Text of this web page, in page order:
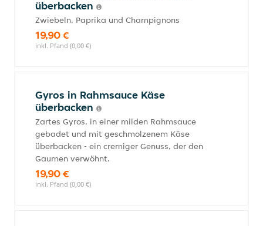
überbacken
Zwiebeln, Paprika und Champignons
19,90 €
inkl. Pfand (0,00 €)
Gyros in Rahmsauce Käse
überbacken
Zartes Gyros, in einer milden Rahmsauce
gebadet und mit geschmolzenem Käse
überbacken - ein cremiger Genuss, der den
Gaumen verwöhnt.
19,90 €
inkl. Pfand (0,00 €)